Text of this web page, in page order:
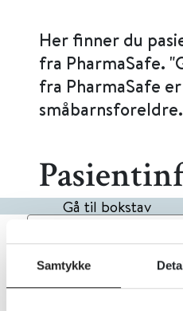
Samtykke
Her finner du
fra PharmaSafe.
fra PharmaSafe
småbarnsforeldre.
Gå til bokstav
1Treff